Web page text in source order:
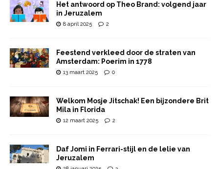
Het antwoord op Theo Brand: volgend jaar
in Jeruzalem
8 april 2025 2
Feestend verkleed door de straten van
Amsterdam: Poerim in 1778
13 maart 2025 0
Welkom Mosje Jitschak! Een bijzondere Brit
Mila in Florida
12 maart 2025 2
Daf Jomi in Ferrari-stijl en de lelie van
Jeruzalem